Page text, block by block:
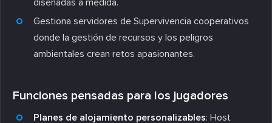
Gestiona servidores de Supervivencia cooperativos
donde la gestión de recursos y los peligros
ambientales crean retos apasionantes.
Funciones pensadas para los jugadores
Planes de alojamiento personalizables: Host